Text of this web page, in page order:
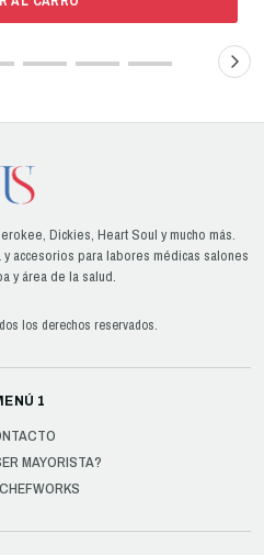
Dickies, Heart Soul y mucho más.
accesorios para labores médicas salones
y área de la salud.
los derechos reservados.
1
MAYORISTA?